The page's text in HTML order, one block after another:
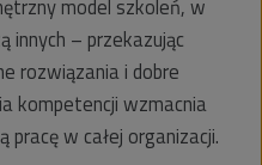
model szkoleń, w
innych – przekazując
rozwiązania i dobre
kompetencji wzmacnia
pracę w całej organizacji.